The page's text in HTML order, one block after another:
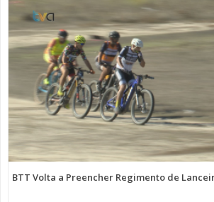
BTT Volta a Preencher Regimento de